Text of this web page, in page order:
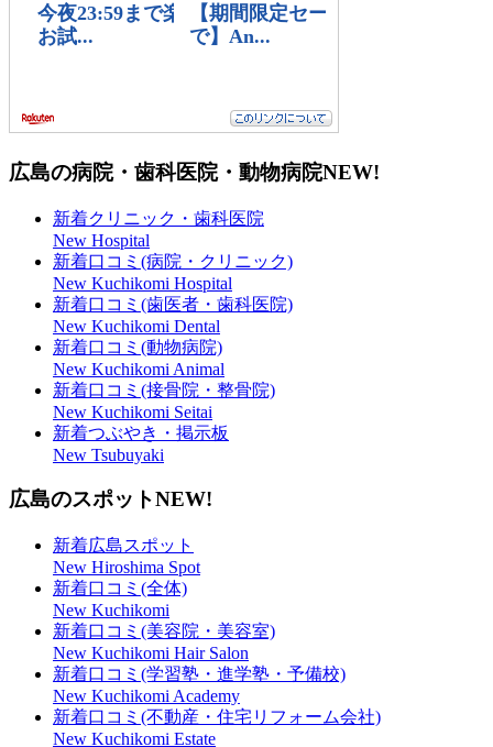
広島の病院・歯科医院・動物病院NEW!
新着クリニック・歯科医院
New Hospital
新着口コミ(病院・クリニック)
New Kuchikomi Hospital
新着口コミ(歯医者・歯科医院)
New Kuchikomi Dental
新着口コミ(動物病院)
New Kuchikomi Animal
新着口コミ(接骨院・整骨院)
New Kuchikomi Seitai
新着つぶやき・掲示板
New Tsubuyaki
広島のスポットNEW!
新着広島スポット
New Hiroshima Spot
新着口コミ(全体)
New Kuchikomi
新着口コミ(美容院・美容室)
New Kuchikomi Hair Salon
新着口コミ(学習塾・進学塾・予備校)
New Kuchikomi Academy
新着口コミ(不動産・住宅リフォーム会社)
New Kuchikomi Estate